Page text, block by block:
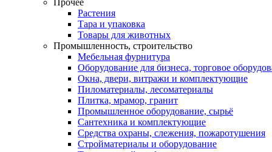
Прочее
Растения
Тара и упаковка
Товары для животных
Промышленность, строительство
Мебельная фурнитура
Оборудование для бизнеса, торговое
Окна, двери, витражи и комплектующие
Пиломатериалы, лесоматериалы
Плитка, мрамор, гранит
Промышленное оборудование, сырьё
Сантехника и комплектующие
Средства охраны, слежения, пожаротушения
Стройматериалы и оборудование